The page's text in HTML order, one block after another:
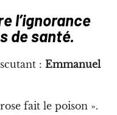
l’ignorance
de santé.
: Emmanuel
fait le poison ».